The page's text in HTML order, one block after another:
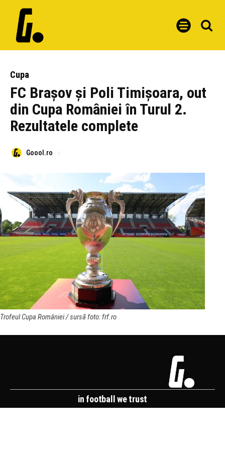
Cupa
FC Brașov și Poli Timișoara, out
din Cupa României în Turul 2.
Rezultatele complete
Goool.ro
Trofeul Cupa României / sursă foto: frf.ro
in football we trust